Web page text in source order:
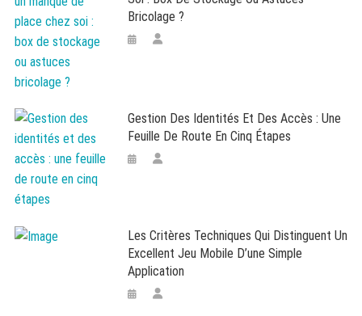
Bricolage ?
Gestion Des Identités Et Des Accès : Une
Feuille De Route En Cinq Étapes
Les Critères Techniques Qui Distinguent Un
Excellent Jeu Mobile D’une Simple
Application